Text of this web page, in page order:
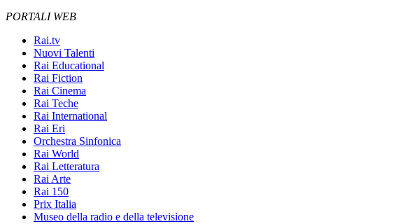
PORTALI WEB
Rai.tv
Nuovi Talenti
Rai Educational
Rai Fiction
Rai Cinema
Rai Teche
Rai International
Rai Eri
Orchestra Sinfonica
Rai World
Rai Letteratura
Rai Arte
Rai 150
Prix Italia
Museo della radio e della televisione